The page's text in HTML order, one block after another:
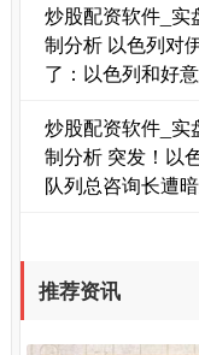
期指IC0
上证综指
炒股配资软件_实
制分析 以色列对
了：以色列和好
炒股配资软件_实
制分析 突发！以
队列总咨询长遭
推荐资讯